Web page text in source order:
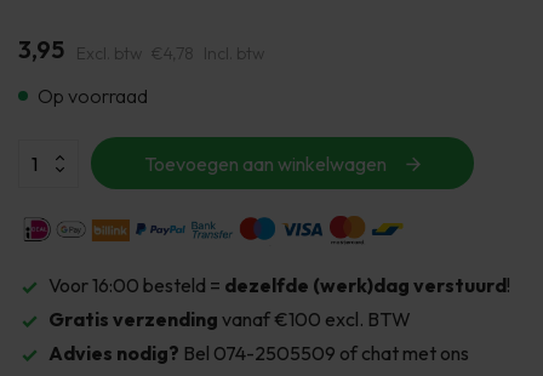
3,95 Excl. btw €4,78 Incl. btw
Op voorraad
Toevoegen aan winkelwagen
Voor 16:00 besteld = dezelfde (werk)dag verstuurd!
Gratis verzending vanaf €100 excl. BTW
Advies nodig? Bel 074-2505509 of chat met ons